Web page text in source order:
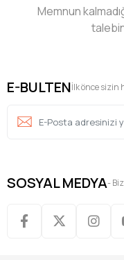
Memnun
E-BULTENİlk önce sizin
SOSYAL MEDYA-